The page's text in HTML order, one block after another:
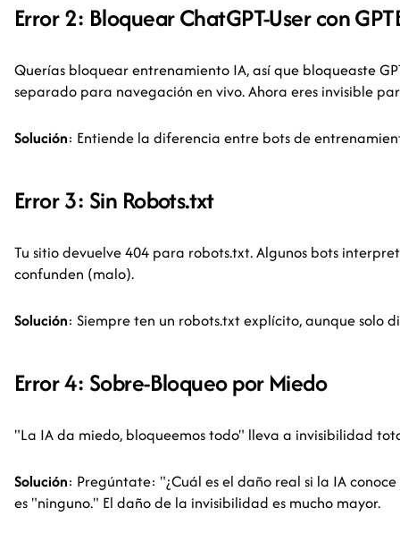
Error 2: Bloquear ChatGPT-User con
Querías bloquear entrenamiento IA, así que bloqueaste
separado para navegación en vivo. Ahora eres invisible
Solución: Entiende la diferencia entre bots de
Error 3: Sin Robots.txt
Tu sitio devuelve 404 para robots.txt. Algunos bots
confunden (malo).
Solución: Siempre ten un robots.txt explícito, aunque solo
Error 4: Sobre-Bloqueo por Miedo
"La IA da miedo, bloqueemos todo" lleva a invisibilidad
Solución: Pregúntate: "¿Cuál es el daño real si la IA
es "ninguno." El daño de la invisibilidad es mucho mayor.